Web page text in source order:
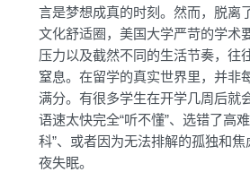
言是梦想成真的时刻。然而，脱离
文化舒适圈，美国大学严苛的学术
压力以及截然不同的生活节奏，往
窒息。在留学的真实世界里，并非
满分。有很多学生在开学几周后就
语速太快完全“听不懂”、选错了高
科”、或者因为无法排解的孤独和焦
夜失眠。